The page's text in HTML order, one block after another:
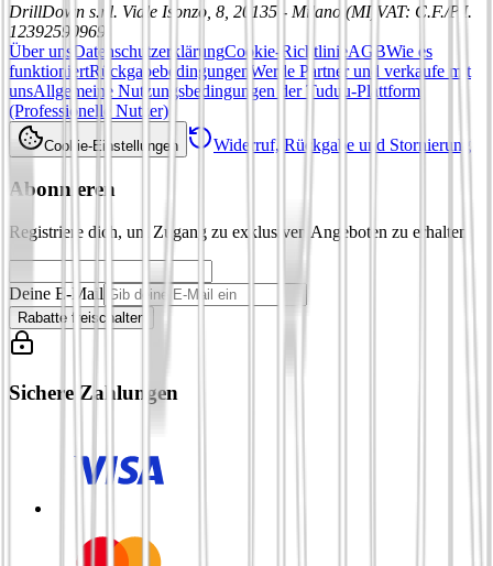
DrillDown s.r.l. Viale Isonzo, 8, 20135 - Milano (MI) VAT: C.F./P.I.
12392590969
Über uns DatenschutzerklärungCookie-RichtlinieAGBWie es
funktioniertRückgabebedingungen Werde Partner und verkaufe mit
unsAllgemeine Nutzungsbedingungen der Tuduu-Plattform
(Professionelle Nutzer)
Cookie-Einstellungen Widerruf, Rückgabe und Stornierung
Abonnieren
Registriere dich, um Zugang zu exklusiven Angeboten zu erhalten
Deine E-Mail
Rabatte freischalten
Sichere Zahlungen